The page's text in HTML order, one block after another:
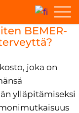
BEMER-
joka on
ylläpitämiseksi